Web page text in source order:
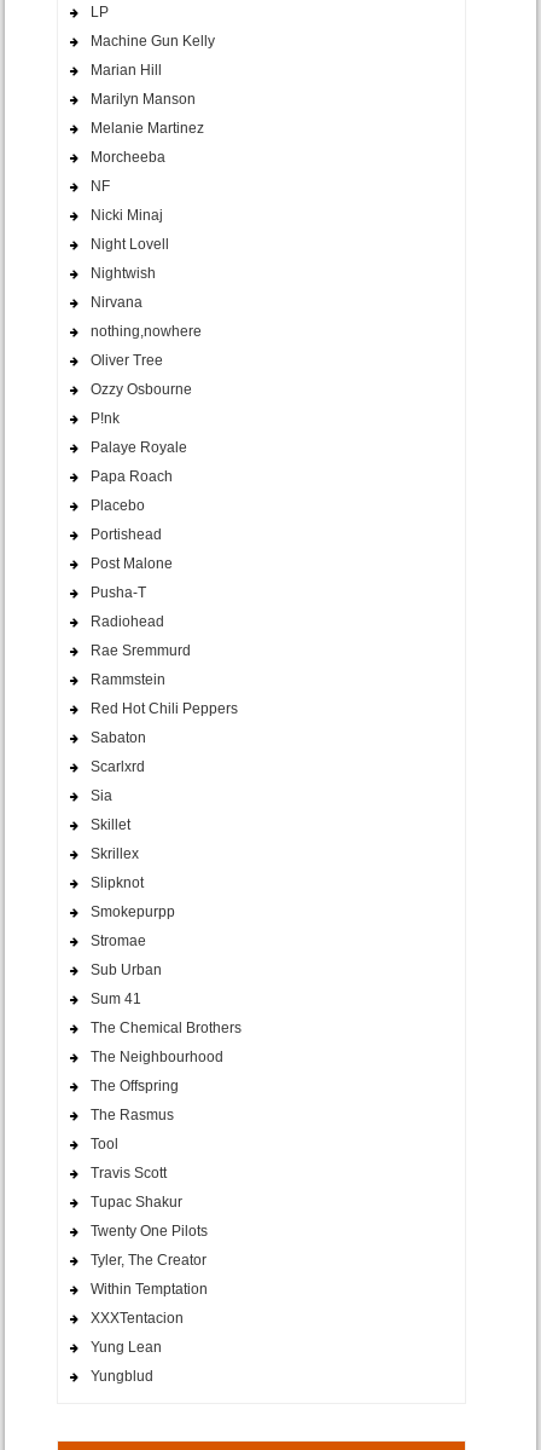
LP
Machine Gun Kelly
Marian Hill
Marilyn Manson
Melanie Martinez
Morcheeba
NF
Nicki Minaj
Night Lovell
Nightwish
Nirvana
nothing,nowhere
Oliver Tree
Ozzy Osbourne
P!nk
Palaye Royale
Papa Roach
Placebo
Portishead
Post Malone
Pusha-T
Radiohead
Rae Sremmurd
Rammstein
Red Hot Chili Peppers
Sabaton
Scarlxrd
Sia
Skillet
Skrillex
Slipknot
Smokepurpp
Stromae
Sub Urban
Sum 41
The Chemical Brothers
The Neighbourhood
The Offspring
The Rasmus
Tool
Travis Scott
Tupac Shakur
Twenty One Pilots
Tyler, The Creator
Within Temptation
XXXTentacion
Yung Lean
Yungblud